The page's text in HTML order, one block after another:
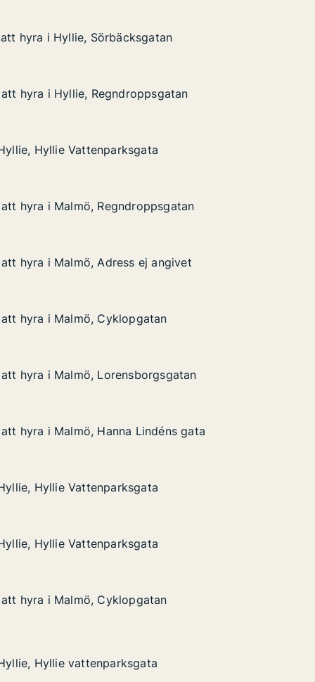
Sörbäcksgatan
hyra i Hyllie, Sörbäcksgatan
hyra i Hyllie, Sörbäcksgatan
Regndroppsgatan
hyra i Hyllie, Regndroppsgatan
hyra i Hyllie, Regndroppsgatan
Vattenparksgata
Hyllie Vattenparksgata
Hyllie Vattenparksgata
Regndroppsgatan
hyra i Malmö, Regndroppsgatan
hyra i Malmö, Regndroppsgatan
Adress ej angivet
hyra i Malmö, Adress ej angivet
hyra i Malmö, Adress ej angivet
Cyklopgatan
hyra i Malmö, Cyklopgatan
hyra i Malmö, Cyklopgatan
Lorensborgsgatan
hyra i Malmö, Lorensborgsgatan
hyra i Malmö, Lorensborgsgatan
gataHanna Lindéns gata
hyra i Malmö, Hanna Lindéns gata
hyra i Malmö, Hanna Lindéns gata
Vattenparksgata
Hyllie Vattenparksgata
Hyllie Vattenparksgata
Vattenparksgata
Hyllie Vattenparksgata
Hyllie Vattenparksgata
Cyklopgatan
hyra i Malmö, Cyklopgatan
hyra i Malmö, Cyklopgatan
vattenparksgata
Hyllie vattenparksgata
Hyllie vattenparksgata